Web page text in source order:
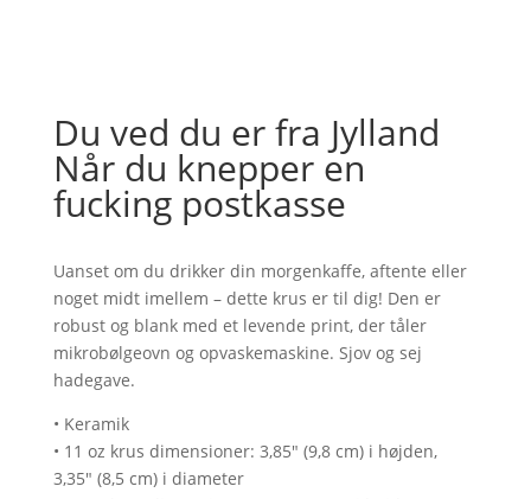
Du ved du er fra Jylland
Når du knepper en
fucking postkasse
Uanset om du drikker din morgenkaffe, aftente eller
noget midt imellem – dette krus er til dig! Den er
robust og blank med et levende print, der tåler
mikrobølgeovn og opvaskemaskine. Sjov og sej
hadegave.
• Keramik
• 11 oz krus dimensioner: 3,85" (9,8 cm) i højden,
3,35" (8,5 cm) i diameter